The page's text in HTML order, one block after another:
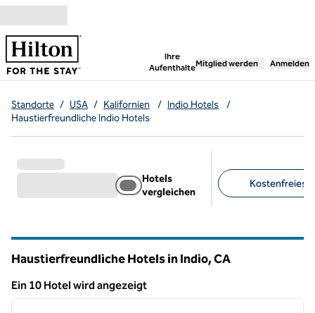
Weiter zum Inhalt
Ihre
Aufenthalte
,öffnet neue
Mitglied werden Anmelden
Standorte / USA / Kalifornien / Indio Hotels
/
Haustierfreundliche Indio Hotels
Hotels
vergleichen
Kostenfreies
Haustierfreundliche Hotels in Indio,CA
Ein 10 Hotel wird angezeigt
Ein 10 Hotel wird angezeigt
1 von 12